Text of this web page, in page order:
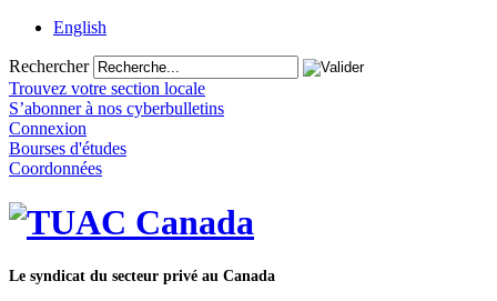
English
Rechercher
Trouvez votre section locale
S’abonner à nos cyberbulletins
Connexion
Bourses d'études
Coordonnées
Le syndicat du secteur privé au Canada